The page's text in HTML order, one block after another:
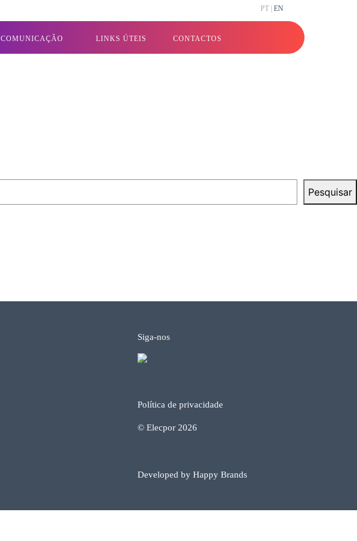
PT | EN
COMUNICAÇÃO LINKS ÚTEIS CONTACTOS
Pesquisar
Siga-nos
Política de privacidade
© Elecpor 2026
Developed by Happy Brands